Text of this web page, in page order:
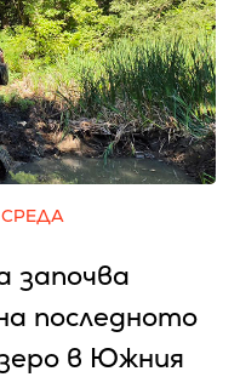
започва
последното
в Южния